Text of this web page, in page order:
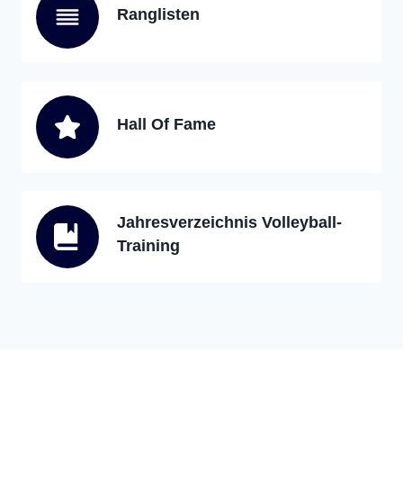
Ranglisten
Hall Of Fame
Jahresverzeichnis Volleyball-
Training